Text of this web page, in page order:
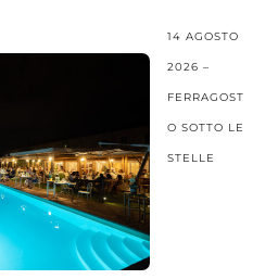
14 AGOSTO
2026 –
FERRAGOST
O SOTTO LE
STELLE